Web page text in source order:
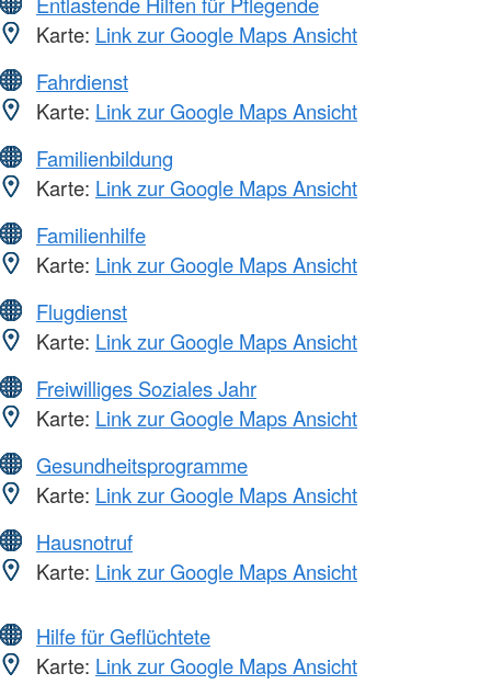
Karte: Link zur Google Maps Ansicht
Fahrdienst
Karte: Link zur Google Maps Ansicht
Familienbildung
Karte: Link zur Google Maps Ansicht
Familienhilfe
Karte: Link zur Google Maps Ansicht
Flugdienst
Karte: Link zur Google Maps Ansicht
Freiwilliges Soziales Jahr
Karte: Link zur Google Maps Ansicht
Gesundheitsprogramme
Karte: Link zur Google Maps Ansicht
Hausnotruf
Karte: Link zur Google Maps Ansicht
Hilfe für Geflüchtete
Karte: Link zur Google Maps Ansicht